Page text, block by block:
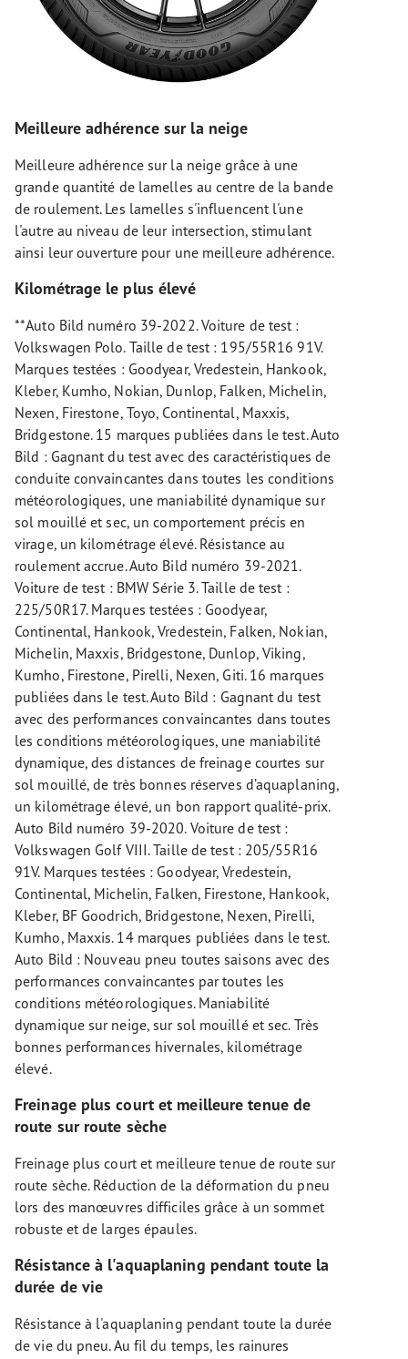
Meilleure adhérence sur la neige
Meilleure adhérence sur la neige grâce à une
grande quantité de lamelles au centre de la bande
de roulement. Les lamelles s'influencent l'une
l'autre au niveau de leur intersection, stimulant
ainsi leur ouverture pour une meilleure adhérence.
Kilométrage le plus élevé
**Auto Bild numéro 39-2022. Voiture de test :
Volkswagen Polo. Taille de test : 195/55R16 91V.
Marques testées : Goodyear, Vredestein, Hankook,
Kleber, Kumho, Nokian, Dunlop, Falken, Michelin,
Nexen, Firestone, Toyo, Continental, Maxxis,
Bridgestone. 15 marques publiées dans le test. Auto
Bild : Gagnant du test avec des caractéristiques de
conduite convaincantes dans toutes les conditions
météorologiques, une maniabilité dynamique sur
sol mouillé et sec, un comportement précis en
virage, un kilométrage élevé. Résistance au
roulement accrue. Auto Bild numéro 39-2021.
Voiture de test : BMW Série 3. Taille de test :
225/50R17. Marques testées : Goodyear,
Continental, Hankook, Vredestein, Falken, Nokian,
Michelin, Maxxis, Bridgestone, Dunlop, Viking,
Kumho, Firestone, Pirelli, Nexen, Giti. 16 marques
publiées dans le test. Auto Bild : Gagnant du test
avec des performances convaincantes dans toutes
les conditions météorologiques, une maniabilité
dynamique, des distances de freinage courtes sur
sol mouillé, de très bonnes réserves d’aquaplaning,
un kilométrage élevé, un bon rapport qualité-prix.
Auto Bild numéro 39-2020. Voiture de test :
Volkswagen Golf VIII. Taille de test : 205/55R16
91V. Marques testées : Goodyear, Vredestein,
Continental, Michelin, Falken, Firestone, Hankook,
Kleber, BF Goodrich, Bridgestone, Nexen, Pirelli,
Kumho, Maxxis. 14 marques publiées dans le test.
Auto Bild : Nouveau pneu toutes saisons avec des
performances convaincantes par toutes les
conditions météorologiques. Maniabilité
dynamique sur neige, sur sol mouillé et sec. Très
bonnes performances hivernales, kilométrage
élevé.
Freinage plus court et meilleure tenue de
route sur route sèche
Freinage plus court et meilleure tenue de route sur
route sèche. Réduction de la déformation du pneu
lors des manœuvres difficiles grâce à un sommet
robuste et de larges épaules.
Résistance à l'aquaplaning pendant toute la
durée de vie
Résistance à l'aquaplaning pendant toute la durée
de vie du pneu. Au fil du temps, les rainures